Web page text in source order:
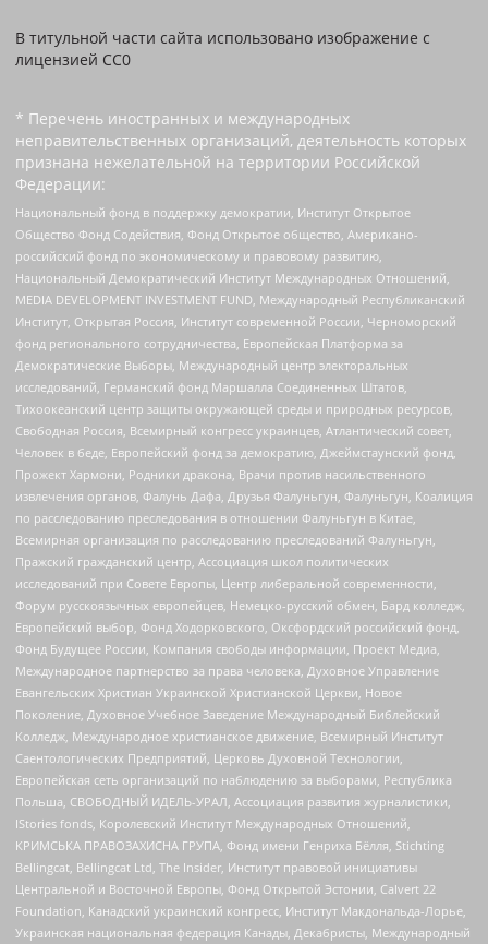
В титульной части сайта использовано изображение с
лицензией CC0
* Перечень иностранных и международных
неправительственных организаций, деятельность которых
признана нежелательной на территории Российской
Федерации:
Национальный фонд в поддержку демократии, Институт Открытое
Общество Фонд Содействия, Фонд Открытое общество, Американо-
российский фонд по экономическому и правовому развитию,
Национальный Демократический Институт Международных Отношений,
MEDIA DEVELOPMENT INVESTMENT FUND, Международный Республиканский
Институт, Открытая Россия, Институт современной России, Черноморский
фонд регионального сотрудничества, Европейская Платформа за
Демократические Выборы, Международный центр электоральных
исследований, Германский фонд Маршалла Соединенных Штатов,
Тихоокеанский центр защиты окружающей среды и природных ресурсов,
Свободная Россия, Всемирный конгресс украинцев, Атлантический совет,
Человек в беде, Европейский фонд за демократию, Джеймстаунский фонд,
Прожект Хармони, Родники дракона, Врачи против насильственного
извлечения органов, Фалунь Дафа, Друзья Фалуньгун, Фалуньгун, Коалиция
по расследованию преследования в отношении Фалуньгун в Китае,
Всемирная организация по расследованию преследований Фалуньгун,
Пражский гражданский центр, Ассоциация школ политических
исследований при Совете Европы, Центр либеральной современности,
Форум русскоязычных европейцев, Немецко-русский обмен, Бард колледж,
Европейский выбор, Фонд Ходорковского, Оксфордский российский фонд,
Фонд Будущее России, Компания свободы информации, Проект Медиа,
Международное партнерство за права человека, Духовное Управление
Евангельских Христиан Украинской Христианской Церкви, Новое
Поколение, Духовное Учебное Заведение Международный Библейский
Колледж, Международное христианское движение, Всемирный Институт
Саентологических Предприятий, Церковь Духовной Технологии,
Европейская сеть организаций по наблюдению за выборами, Республика
Польша, СВОБОДНЫЙ ИДЕЛЬ-УРАЛ, Ассоциация развития журналистики,
IStories fonds, Королевский Институт Международных Отношений,
КРИМСЬКА ПРАВОЗАХИСНА ГРУПА, Фонд имени Генриха Бёлля, Stichting
Bellingcat, Bellingcat Ltd, The Insider, Институт правовой инициативы
Центральной и Восточной Европы, Фонд Открытой Эстонии, Calvert 22
Foundation, Канадский украинский конгресс, Институт Макдональда-Лорье,
Украинская национальная федерация Канады, Декабристы, Международный